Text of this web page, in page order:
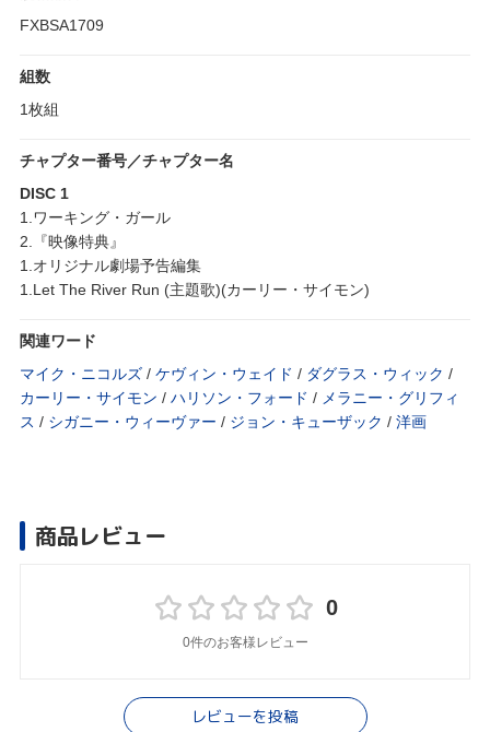
FXBSA1709
組数
1枚組
チャプター番号／チャプター名
DISC 1
1.ワーキング・ガール
2.『映像特典』
1.オリジナル劇場予告編集
1.Let The River Run (主題歌)(カーリー・サイモン)
関連ワード
マイク・ニコルズ / ケヴィン・ウェイド / ダグラス・ウィック /
カーリー・サイモン / ハリソン・フォード / メラニー・グリフィ
ス / シガニー・ウィーヴァー / ジョン・キューザック / 洋画
商品レビュー
0
0件のお客様レビュー
レビューを投稿